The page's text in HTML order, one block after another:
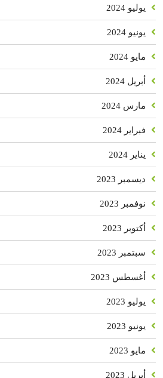
يوليو 2024
يونيو 2024
مايو 2024
أبريل 2024
مارس 2024
فبراير 2024
يناير 2024
ديسمبر 2023
نوفمبر 2023
أكتوبر 2023
سبتمبر 2023
أغسطس 2023
يوليو 2023
يونيو 2023
مايو 2023
أبريل 2023